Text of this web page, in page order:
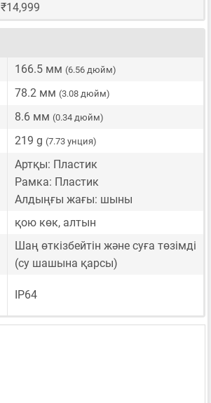
₹14,999
166.5 мм (6.56 дюйм)
78.2 мм (3.08 дюйм)
8.6 мм (0.34 дюйм)
219 g (7.73 унция)
Артқы: Пластик
Рамка: Пластик
Алдыңғы жағы: шыны
қою көк, алтын
Шаң өткізбейтін және суға төзімді
(су шашына қарсы)
IP64